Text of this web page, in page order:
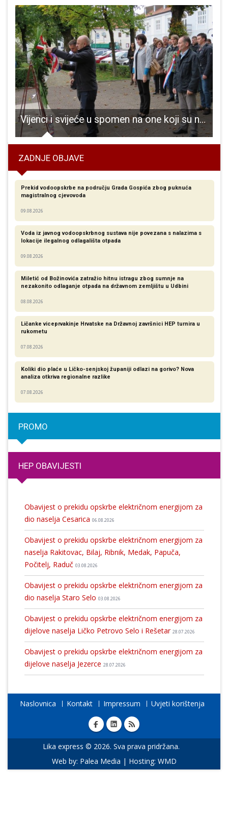
Vijenci i svijeće u spomen na one koji su nam omogućili da slavimo Dan neovisnosti
ZADNJE OBJAVE
Prekid vodoopskrbe na području Grada Gospića zbog puknuća
magistralnog cjevovoda
09.08.2026
Voda iz javnog vodoopskrbnog sustava nije povezana s nalazima s
lokacije ilegalnog odlagališta otpada
09.08.2026
Miletić od Božinovića zatražio hitnu istragu zbog sumnje na
nezakonito odlaganje otpada na državnom zemljištu u Udbini
08.08.2026
Ličanke viceprvakinje Hrvatske na Državnoj završnici HEP turnira u
rukometu
07.08.2026
Koliki dio plaće u Ličko-senjskoj županiji odlazi na gorivo? Nova
analiza otkriva regionalne razlike​
07.08.2026
PROMO
HEP OBAVIJESTI
Obavijest o prekidu opskrbe električnom energijom za
dio naselja Cesarica 06.08.2026
Obavijest o prekidu opskrbe električnom energijom za
naselja Rakitovac, Bilaj, Ribnik, Medak, Papuča,
Počitelj, Raduč 03.08.2026
Obavijest o prekidu opskrbe električnom energijom za
dio naselja Staro Selo 03.08.2026
Obavijest o prekidu opskrbe električnom energijom za
dijelove naselja Ličko Petrovo Selo i Rešetar 28.07.2026
Obavijest o prekidu opskrbe električnom energijom za
dijelove naselja Jezerce 28.07.2026
Naslovnica Kontakt Impressum Uvjeti korištenja
Lika express © 2026. Sva prava pridržana.
Web by: Palea Media | Hosting: WMD